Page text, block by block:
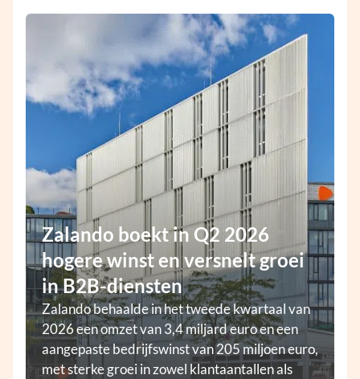
Zalando boekt in Q2 2026
hogere winst en versnelt groei
in B2B-diensten
Zalando behaalde in het tweede kwartaal van
2026 een omzet van 3,4 miljard euro en een
aangepaste bedrijfswinst van 205 miljoen euro,
met sterke groei in zowel klantaantallen als